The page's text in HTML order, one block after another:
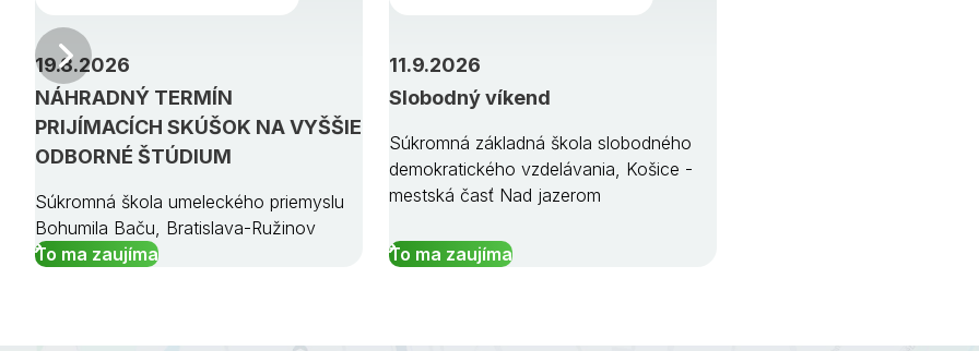
NÁHRADNÝ TERMÍN
PRIJÍMACÍCH SKÚŠOK NA VYŠŠIE
ODBORNÉ ŠTÚDIUM
19.8.2026
Súkromná škola umeleckého priemyslu
Bohumila Baču, Bratislava-Ružinov
To ma zaujíma
Slobodný víkend
11.9.2026
Súkromná základná škola slobodného
demokratického vzdelávania, Košice -
mestská časť Nad jazerom
To ma zaujíma
Predchádzajúci